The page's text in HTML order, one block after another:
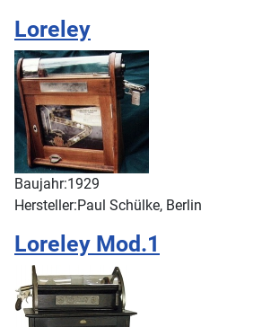
Loreley
Baujahr:1929
Hersteller:Paul Schülke, Berlin
Loreley Mod.1